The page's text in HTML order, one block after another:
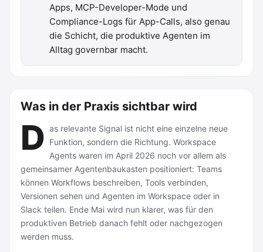
Apps, MCP-Developer-Mode und
Compliance-Logs für App-Calls, also genau
die Schicht, die produktive Agenten im
Alltag governbar macht.
Was in der Praxis sichtbar wird
D as relevante Signal ist nicht eine einzelne neue
Funktion, sondern die Richtung. Workspace
Agents waren im April 2026 noch vor allem als
gemeinsamer Agentenbaukasten positioniert: Teams
können Workflows beschreiben, Tools verbinden,
Versionen sehen und Agenten im Workspace oder in
Slack teilen. Ende Mai wird nun klarer, was für den
produktiven Betrieb danach fehlt oder nachgezogen
werden muss.